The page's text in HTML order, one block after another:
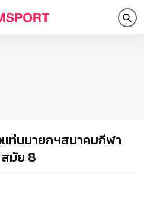
ท่นนายกฯสมาคมกีฬา
มัย 8